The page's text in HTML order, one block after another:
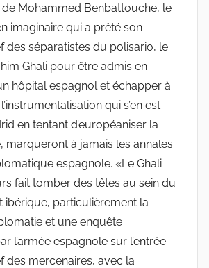
Mohammed Benbattouche, le
imaginaire qui a prêté son
des séparatistes du polisario, le
Ghali pour être admis en
hôpital espagnol et échapper à
qui s’en est
en tentant d’européaniser la
marqueront à jamais les annales
espagnole. «Le Ghali
fait tomber des têtes au sein du
ibérique, particulièrement la
et une enquête
l’armée espagnole sur l’entrée
des mercenaires, avec la